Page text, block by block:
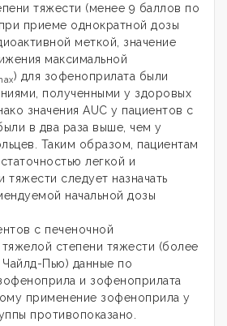
тяжести (менее 9 баллов по
приеме однократной дозы
меткой, значение
максимальной
) для зофеноприлата были
полученными у здоровых
значения AUC у пациентов с
в два раза выше, чем у
Таким образом, пациентам
легкой и
следует назначать
начальной дозы
с печеночной
степени тяжести (более
Пью) данные по
и зофеноприлата
применение зофеноприла у
противопоказано.